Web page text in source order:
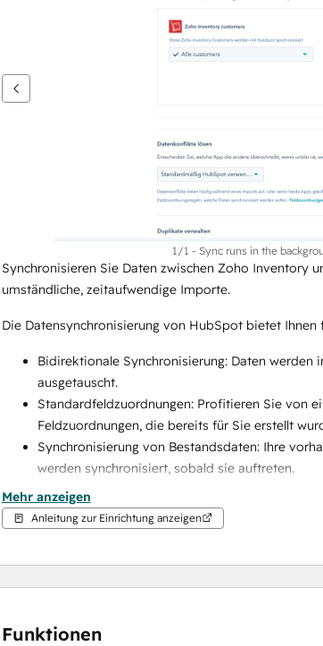
anzuzeigen
1/1 - Sync runs in the
Synchronisieren Sie Daten zwischen Zoho Inventory
umständliche, zeitaufwendige Importe.
Die Datensynchronisierung von HubSpot bietet Ihnen
Bidirektionale Synchronisierung: Daten
ausgetauscht.
Standardfeldzuordnungen: Profitieren Sie von
Feldzuordnungen, die bereits für Sie erstellt
Synchronisierung von Bestandsdaten: Ihre
werden synchronisiert, sobald sie auftreten.
Hinweis: Diese App synchronisiert keine
Mehr anzeigen
Anleitung zur Einrichtung anzeigen
Funktionen